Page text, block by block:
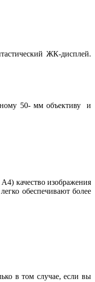
ЖК-дисплей.
50- мм объективу и
качество изображения
обеспечивают более
в том случае, если вы